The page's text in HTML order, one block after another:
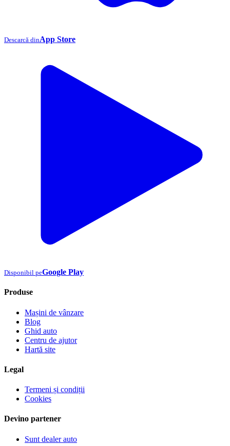
Descarcă dinApp Store
Disponibil peGoogle Play
Produse
Mașini de vânzare
Blog
Ghid auto
Centru de ajutor
Hartă site
Legal
Termeni și condiții
Cookies
Devino partener
Sunt dealer auto